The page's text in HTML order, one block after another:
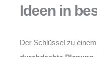
Ideen in
Der Schlüssel zu